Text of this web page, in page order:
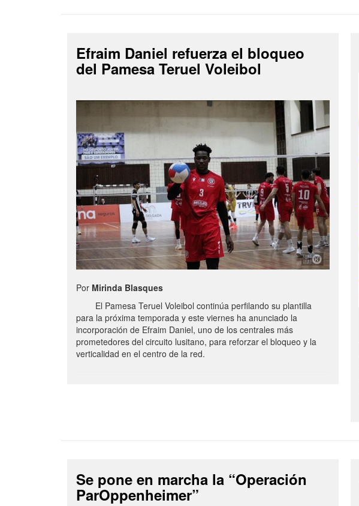
Efraim Daniel refuerza el bloqueo
del Pamesa Teruel Voleibol
Por Mirinda Blasques
El Pamesa Teruel Voleibol continúa perfilando su plantilla
para la próxima temporada y este viernes ha anunciado la
incorporación de Efraim Daniel, uno de los centrales más
prometedores del circuito lusitano, para reforzar el bloqueo y la
verticalidad en el centro de la red.
Se pone en marcha la “Operación
ParOppenheimer”